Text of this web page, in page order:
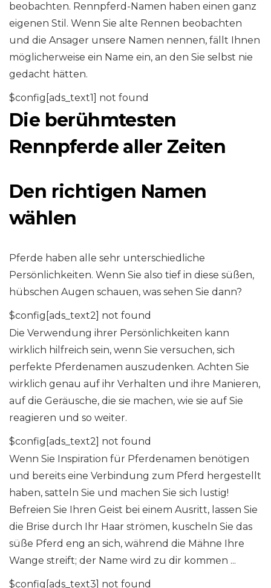
beobachten. Rennpferd-Namen haben einen ganz
eigenen Stil. Wenn Sie alte Rennen beobachten
und die Ansager unsere Namen nennen, fällt Ihnen
möglicherweise ein Name ein, an den Sie selbst nie
gedacht hätten.
$config[ads_text1] not found
Die berühmtesten
Rennpferde aller Zeiten
Den richtigen Namen
wählen
Pferde haben alle sehr unterschiedliche
Persönlichkeiten. Wenn Sie also tief in diese süßen,
hübschen Augen schauen, was sehen Sie dann?
$config[ads_text2] not found
Die Verwendung ihrer Persönlichkeiten kann
wirklich hilfreich sein, wenn Sie versuchen, sich
perfekte Pferdenamen auszudenken. Achten Sie
wirklich genau auf ihr Verhalten und ihre Manieren,
auf die Geräusche, die sie machen, wie sie auf Sie
reagieren und so weiter.
$config[ads_text2] not found
Wenn Sie Inspiration für Pferdenamen benötigen
und bereits eine Verbindung zum Pferd hergestellt
haben, satteln Sie und machen Sie sich lustig!
Befreien Sie Ihren Geist bei einem Ausritt, lassen Sie
die Brise durch Ihr Haar strömen, kuscheln Sie das
süße Pferd eng an sich, während die Mähne Ihre
Wange streift; der Name wird zu dir kommen ...
$config[ads_text3] not found